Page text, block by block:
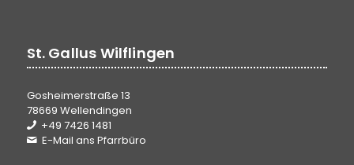
St. Gallus Wilflingen
Gosheimerstraße 13
78669 Wellendingen
+49 7426 1481
E-Mail ans Pfarrbüro